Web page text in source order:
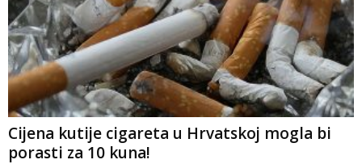
Cijena kutije cigareta u Hrvatskoj mogla bi
porasti za 10 kuna!